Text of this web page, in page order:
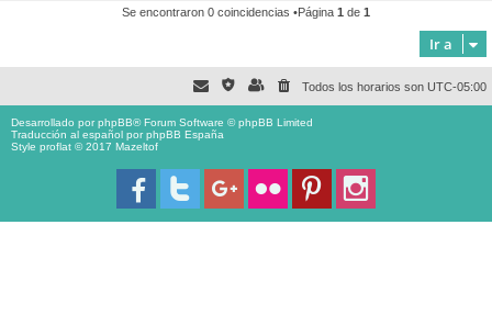
Se encontraron 0 coincidencias •Página 1 de 1
Ir a
Todos los horarios son UTC-05:00
Desarrollado porphpBB® Forum Software © phpBB Limited
Traducción al español porphpBB España
Style proflat © 2017 Mazeltof